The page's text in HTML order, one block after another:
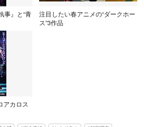
事』と“青
注目したい春アニメの“ダークホー
ス”3作品
アカロス